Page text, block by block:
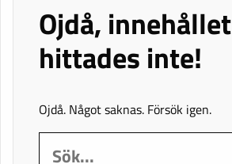
Ojdå, innehållet
hittades inte!
Ojdå. Något saknas. Försök igen.